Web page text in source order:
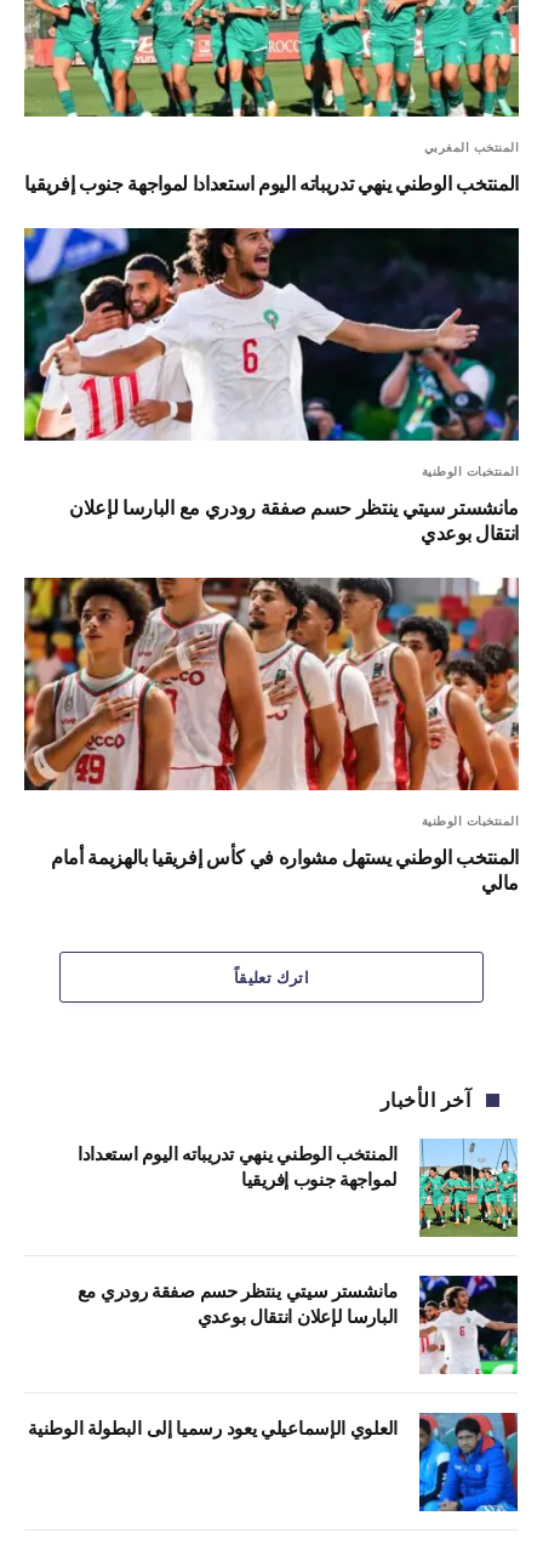
المنتخب المغربي
المنتخب الوطني ينهي تدريباته اليوم استعدادا لمواجهة جنوب إفريقيا
المنتخبات الوطنية
مانشستر سيتي ينتظر حسم صفقة رودري مع البارسا لإعلان
انتقال بوعدي
المنتخبات الوطنية
المنتخب الوطني يستهل مشواره في كأس إفريقيا بالهزيمة أمام
مالي
اترك تعليقاً
آخر الأخبار
المنتخب الوطني ينهي تدريباته اليوم استعدادا
لمواجهة جنوب إفريقيا
مانشستر سيتي ينتظر حسم صفقة رودري مع
البارسا لإعلان انتقال بوعدي
العلوي الإسماعيلي يعود رسميا إلى البطولة الوطنية